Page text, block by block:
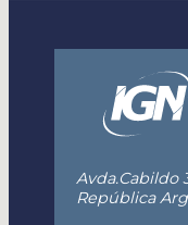
Avda.Cabildo
República